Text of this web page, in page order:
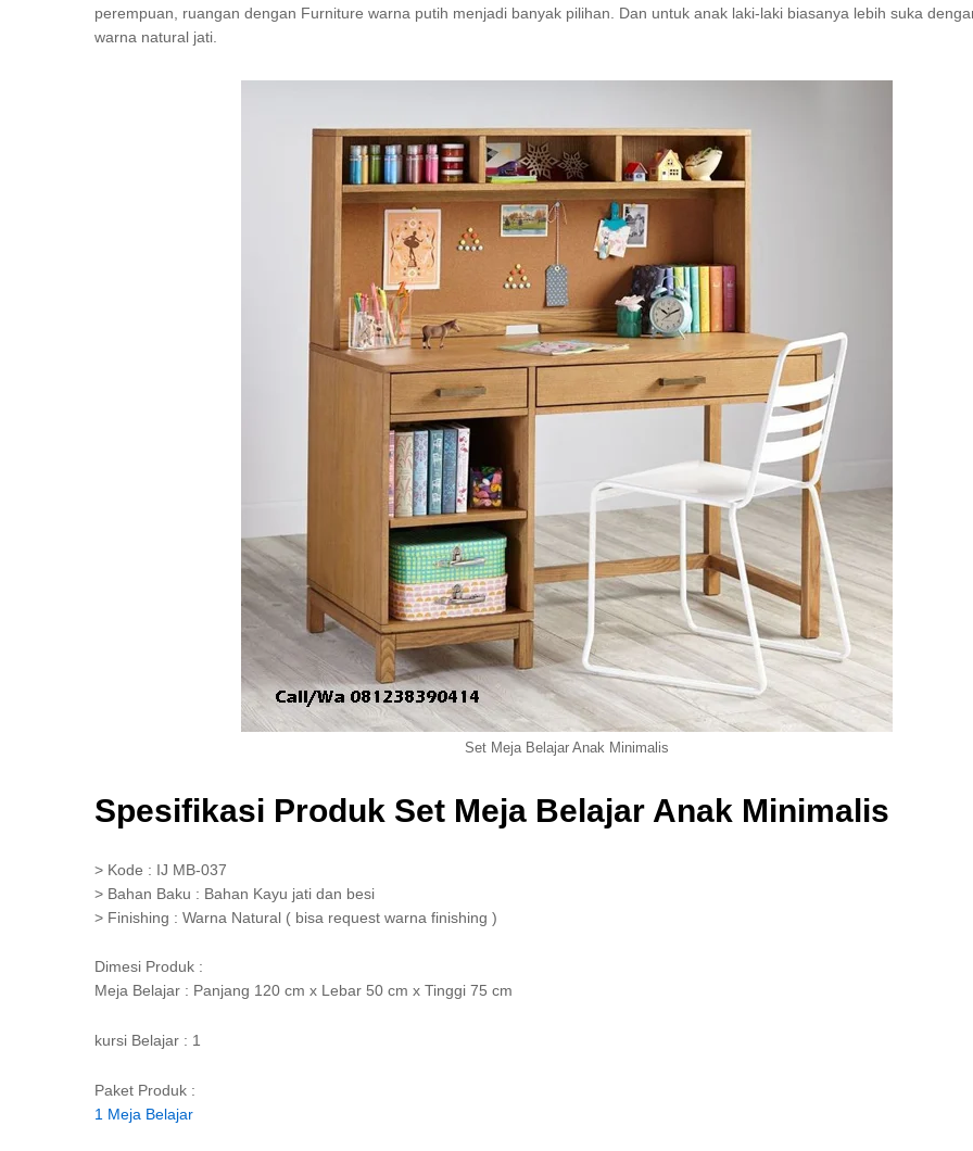
perempuan, ruangan dengan Furniture warna putih menjadi banyak pilihan. Dan untuk anak laki-laki biasanya lebih suka
warna natural jati.
Set Meja Belajar Anak Minimalis
Spesifikasi Produk Set Meja Belajar Anak Minimalis
> Kode : IJ MB-037
> Bahan Baku : Bahan Kayu jati dan besi
> Finishing : Warna Natural ( bisa request warna finishing )
Dimesi Produk :
Meja Belajar : Panjang 120 cm x Lebar 50 cm x Tinggi 75 cm
kursi Belajar : 1
Paket Produk :
1 Meja Belajar